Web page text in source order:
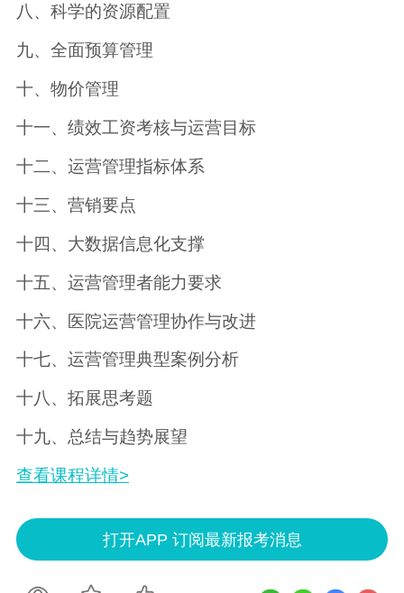
八、科学的资源配置
九、全面预算管理
十、物价管理
十一、绩效工资考核与运营目标
十二、运营管理指标体系
十三、营销要点
十四、大数据信息化支撑
十五、运营管理者能力要求
十六、医院运营管理协作与改进
十七、运营管理典型案例分析
十八、拓展思考题
十九、总结与趋势展望
查看课程详情>
打开APP 订阅最新报考消息